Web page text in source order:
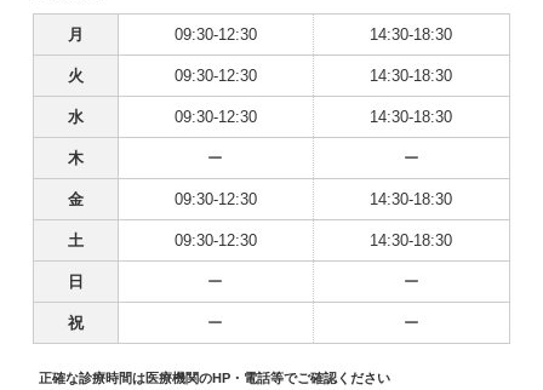
月 09:30-12:30 14:30-18:30
火 09:30-12:30 14:30-18:30
水 09:30-12:30 14:30-18:30
木 ー ー
金 09:30-12:30 14:30-18:30
土 09:30-12:30 14:30-18:30
日 ー ー
祝 ー ー
正確な診療時間は医療機関のHP・電話等でご確認ください